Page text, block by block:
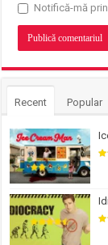
Notifică-mă
Recent Popular